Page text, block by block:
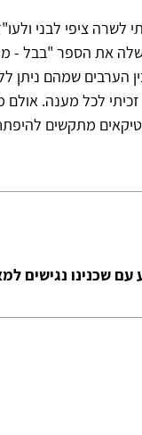
לשרה ציפי לבני
את הספר "בבל -
הערבים שמהם ניתן
לכל מענה. אולם
מתקשים
שכנינו נגישים